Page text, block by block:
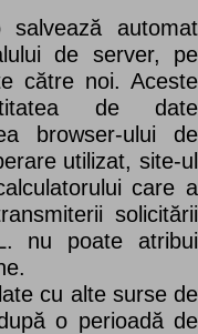
automat
de server, pe
către noi. Aceste
de date
browser-ului de
utilizat, site-ul
care a
solicitării
nu poate atribui
cu alte surse de
o perioadă de